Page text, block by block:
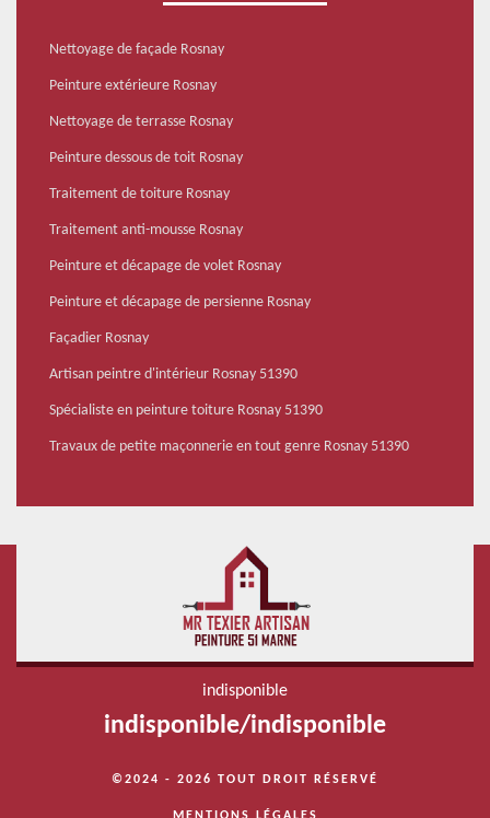
Nettoyage de façade Rosnay
Peinture extérieure Rosnay
Nettoyage de terrasse Rosnay
Peinture dessous de toit Rosnay
Traitement de toiture Rosnay
Traitement anti-mousse Rosnay
Peinture et décapage de volet Rosnay
Peinture et décapage de persienne Rosnay
Façadier Rosnay
Artisan peintre d'intérieur Rosnay 51390
Spécialiste en peinture toiture Rosnay 51390
Travaux de petite maçonnerie en tout genre Rosnay 51390
indisponible
indisponible/indisponible
©2024 - 2026 TOUT DROIT RÉSERVÉ